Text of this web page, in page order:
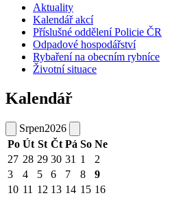
Aktuality
Kalendář akcí
Příslušné oddělení Policie ČR
Odpadové hospodářství
Rybaření na obecním rybníce
Životní situace
Kalendář
Srpen2026
Po Út St Čt Pá So Ne
27 28 29 30 31 1
2
3
4 5 6 7 8
9
10 11 12 13 14 15 16